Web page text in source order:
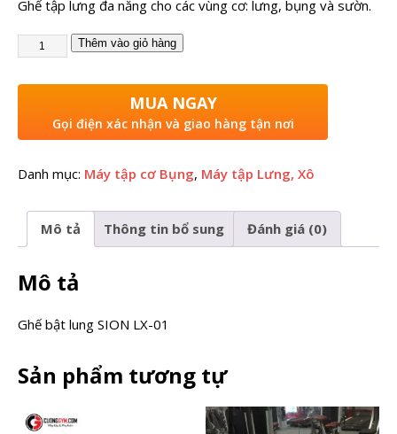
Ghế tập lưng đa năng cho các vùng cơ: lưng, bụng và sườn.
Thêm vào giỏ hàng
MUA NGAY
Gọi điện xác nhận và giao hàng tận nơi
Danh mục: Máy tập cơ Bụng, Máy tập Lưng, Xô
Mô tả Thông tin bổ sung Đánh giá (0)
Mô tả
Ghế bật lung SION LX-01
Sản phẩm tương tự